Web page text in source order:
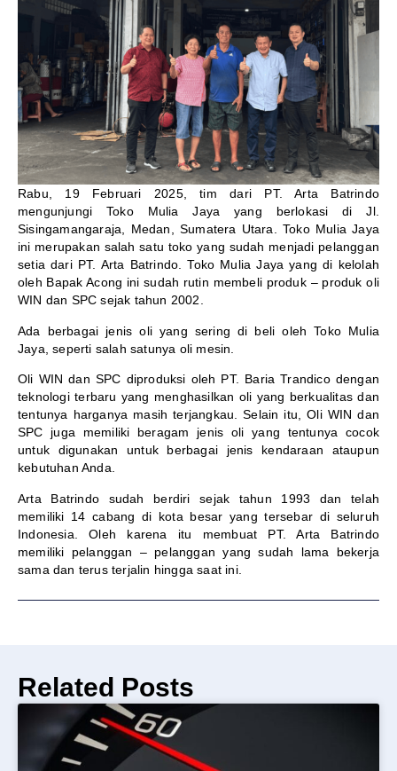
Rabu, 19 Februari 2025, tim dari PT. Arta Batrindo
mengunjungi Toko Mulia Jaya yang berlokasi di Jl.
Sisingamangaraja, Medan, Sumatera Utara. Toko Mulia Jaya
ini merupakan salah satu toko yang sudah menjadi pelanggan
setia dari PT. Arta Batrindo. Toko Mulia Jaya yang di kelolah
oleh Bapak Acong ini sudah rutin membeli produk – produk oli
WIN dan SPC sejak tahun 2002.
Ada berbagai jenis oli yang sering di beli oleh Toko Mulia
Jaya, seperti salah satunya oli mesin.
Oli WIN dan SPC diproduksi oleh PT. Baria Trandico dengan
teknologi terbaru yang menghasilkan oli yang berkualitas dan
tentunya harganya masih terjangkau. Selain itu, Oli WIN dan
SPC juga memiliki beragam jenis oli yang tentunya cocok
untuk digunakan untuk berbagai jenis kendaraan ataupun
kebutuhan Anda.
Arta Batrindo sudah berdiri sejak tahun 1993 dan telah
memiliki 14 cabang di kota besar yang tersebar di seluruh
Indonesia. Oleh karena itu membuat PT. Arta Batrindo
memiliki pelanggan – pelanggan yang sudah lama bekerja
sama dan terus terjalin hingga saat ini.
Related Posts